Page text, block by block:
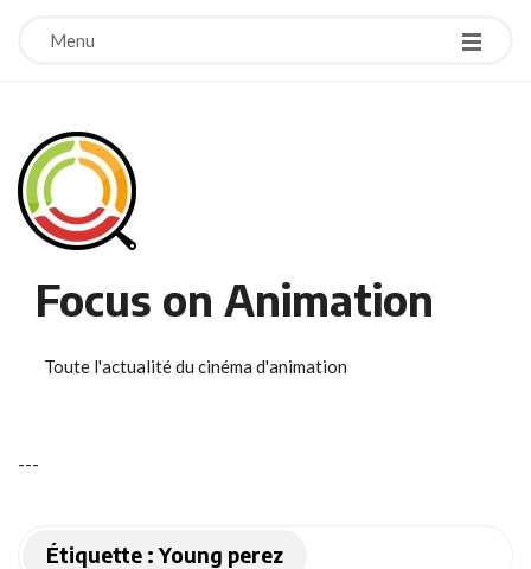
Menu
Focus on Animation
Toute l'actualité du cinéma d'animation
---
Étiquette :Young perez